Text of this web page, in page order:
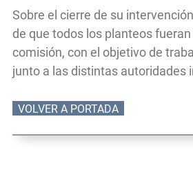
Sobre el cierre de su
de que todos los planteos
comisión, con el objetivo de
junto a las distintas autoridades
VOLVER A PORTADA